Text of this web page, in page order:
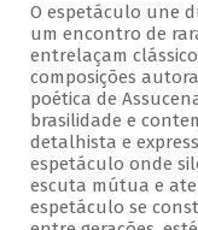
O espetáculo une
um encontro de
entrelaçam
composições
poética de
brasilidade e
detalhista e
espetáculo onde
escuta mútua e
espetáculo se